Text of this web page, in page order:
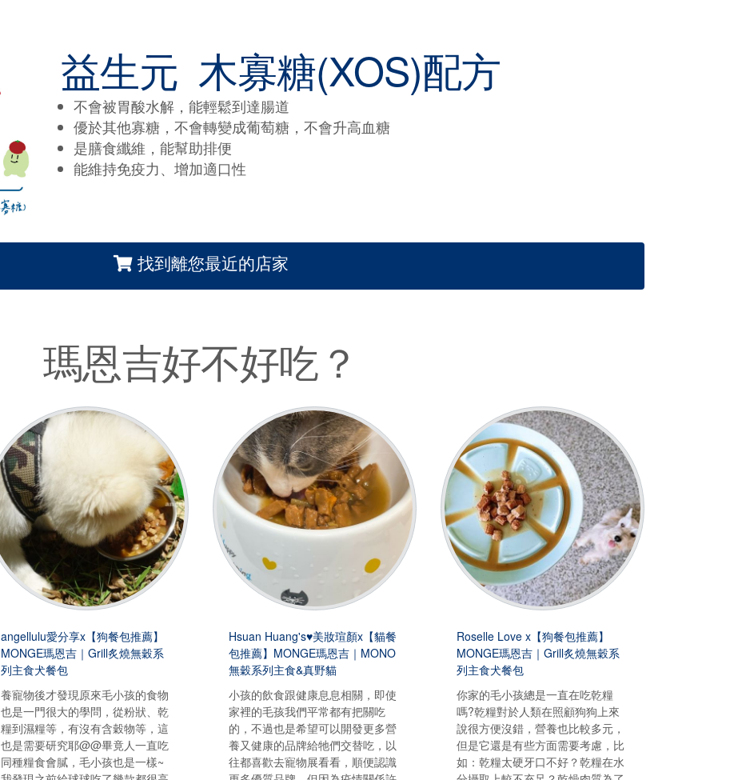
益生元 木寡糖(XOS)配方
不會被胃酸水解，能輕鬆到達腸道
優於其他寡糖，不會轉變成葡萄糖，不會升高血糖
是膳食纖維，能幫助排便
能維持免疫力、增加適口性
找到離您最近的店家
瑪恩吉好不好吃？
angellulu愛分享x【狗餐包推薦】
MONGE瑪恩吉｜Grill炙燒無穀系
列主食犬餐包
養寵物後才發現原來毛小孩的食物
也是一門很大的學問，從粉狀、乾
糧到濕糧等，有沒有含穀物等，這
也是需要研究耶@@畢竟人一直吃
同種糧食會膩，毛小孩也是一樣~
Hsuan Huang's♥美妝瑄顏x【貓餐
包推薦】MONGE瑪恩吉｜MONO
無穀系列主食&真野貓
小孩的飲食跟健康息息相關，即使
家裡的毛孩我們平常都有把關吃
的，不過也是希望可以開發更多營
養又健康的品牌給牠們交替吃，以
往都喜歡去寵物展看看，順便認識
Roselle Love x【狗餐包推薦】
MONGE瑪恩吉｜Grill炙燒無穀系
列主食犬餐包
你家的毛小孩總是一直在吃乾糧
嗎?乾糧對於人類在照顧狗狗上來
說很方便沒錯，營養也比較多元，
但是它還是有些方面需要考慮，比
如：乾糧太硬牙口不好？乾糧在水